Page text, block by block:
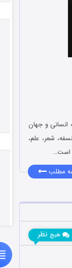
و جهان
شعر، علم،
است…
مطلب
هیچ نظر